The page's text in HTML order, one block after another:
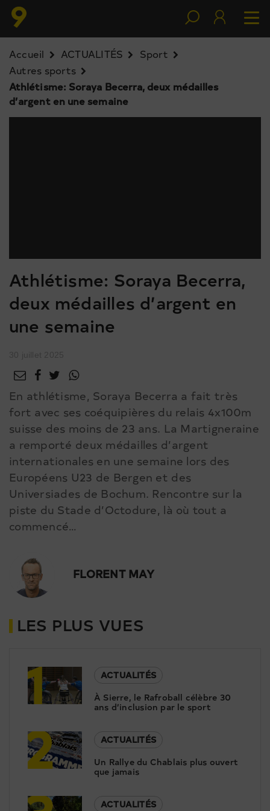
Accueil ACTUALITÉS
Sport
Autres sports
Athlétisme: Soraya Becerra, deux médailles
d’argent en une semaine
Athlétisme: Soraya Becerra,
deux médailles d’argent en
une semaine
En athlétisme, Soraya Becerra a fait très
fort avec ses coéquipières du relais 4x100m
suisse des moins de 23 ans. La Martigneraine
a remporté deux médailles d’argent
internationales en une semaine lors des
Européens U23 de Bergen et des
Universiades de Bochum. Rencontre sur la
piste du Stade d’Octodure, là où tout a
commencé…
FLORENT MAY
LES PLUS VUES
1
ACTUALITÉS
À Sierre, le Rafroball célèbre 30
ans d’inclusion par le sport
2
ACTUALITÉS
Un Rallye du Chablais plus ouvert
que jamais
ACTUALITÉS